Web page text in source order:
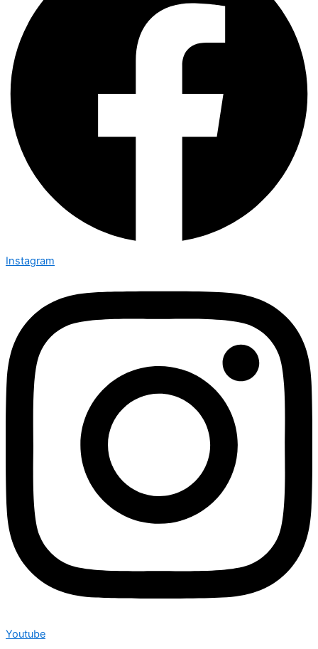
Instagram
Youtube